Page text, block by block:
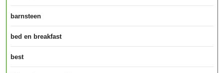
barnsteen
bed en breakfast
best